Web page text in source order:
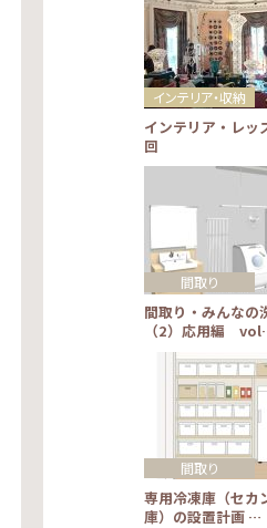
インテリア・レ
回
インテリア・収納
間取り・みんなの
（2）応用編
間取り
専用冷凍庫（セカ
庫）の設置計画 …
間取り